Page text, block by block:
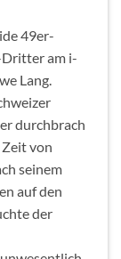
49er-
am i-
Lang.
durchbrach
von
seinem
auf den
der